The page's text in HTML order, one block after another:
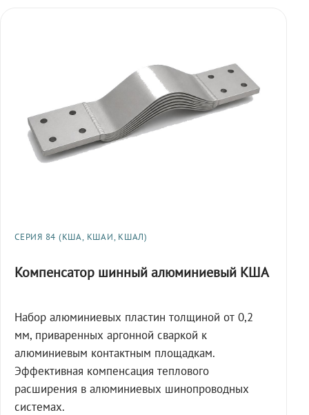
СЕРИЯ 84 (КША, КШАИ, КШАЛ)
Компенсатор шинный алюминиевый КША
Набор алюминиевых пластин толщиной от 0,2
мм, приваренных аргонной сваркой к
алюминиевым контактным площадкам.
Эффективная компенсация теплового
расширения в алюминиевых шинопроводных
системах.